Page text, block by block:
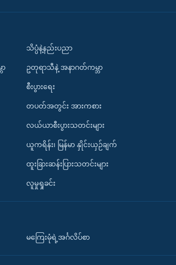
သိပ္ပံနဲ့နည်းပညာ
ဥတုရာသီနဲ့ အနာဂတ်ကမ္ဘာ
စီးပွားရေး
တပတ်အတွင်း အားကစား
လယ်ယာစီးပွားသတင်းများ
ယူကရိန်း၊ မြန်မာ နှိုင်းယှဉ်ချက်
ထူးခြားဆန်းပြားသတင်းများ
လူမှုရှုခင်း
မကြေးမုံရဲ့အင်္ဂလိပ်စာ